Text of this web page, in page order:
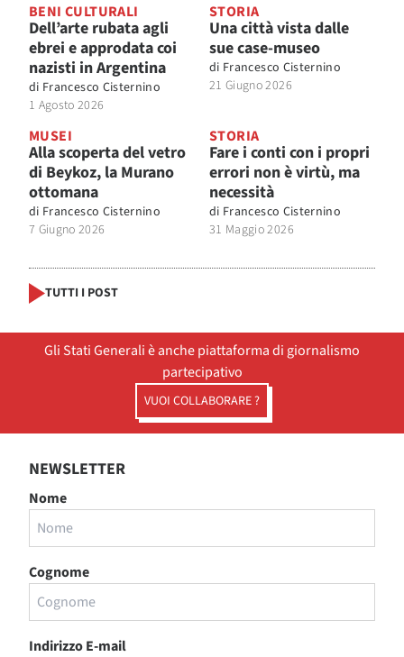
BENI CULTURALI
Dell’arte rubata agli
ebrei e approdata coi
nazisti in Argentina
di Francesco Cisternino
1 Agosto 2026
STORIA
Una città vista dalle
sue case-museo
di Francesco Cisternino
21 Giugno 2026
MUSEI
Alla scoperta del vetro
di Beykoz, la Murano
ottomana
di Francesco Cisternino
7 Giugno 2026
STORIA
Fare i conti con i propri
errori non è virtù, ma
necessità
di Francesco Cisternino
31 Maggio 2026
TUTTI I POST
Gli Stati Generali è anche piattaforma di giornalismo
partecipativo
VUOI COLLABORARE ?
NEWSLETTER
Nome
Cognome
Indirizzo E-mail